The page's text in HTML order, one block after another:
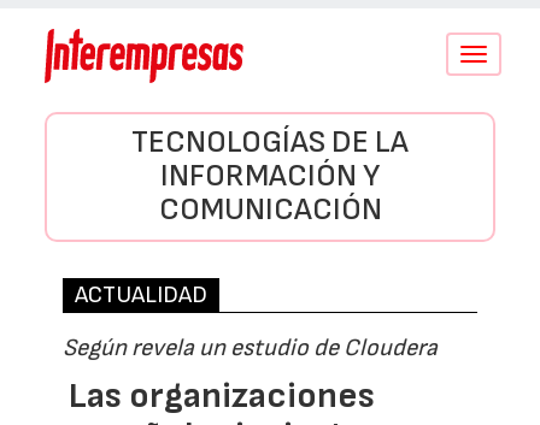
Conmutar
TECNOLOGÍAS DE LA
INFORMACIÓN Y
COMUNICACIÓN
ACTUALIDAD
Según revela un estudio de Cloudera
Las organizaciones